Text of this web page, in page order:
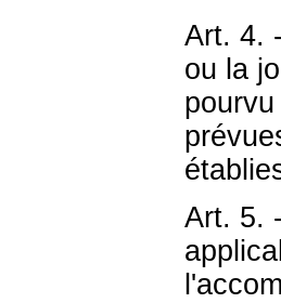
Art. 4.
ou la
Art. 5.